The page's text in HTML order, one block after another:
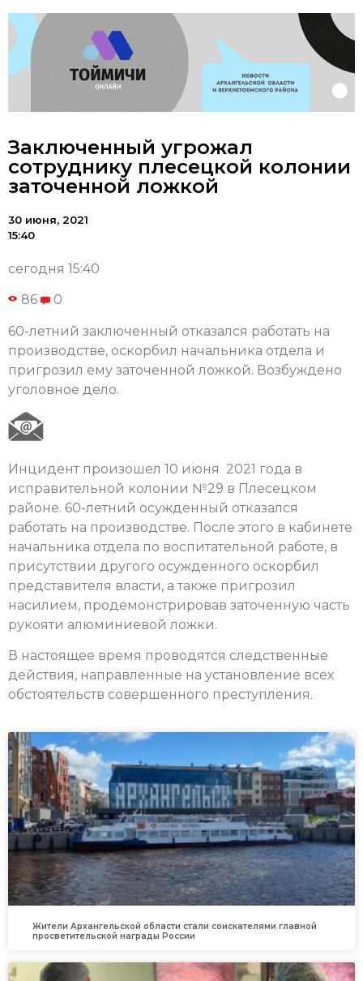
Заключенный угрожал
сотруднику плесецкой колонии
заточенной ложкой
30 июня, 2021
15:40
сегодня 15:40
86 0
60-летний заключенный отказался работать на
производстве, оскорбил начальника отдела и
пригрозил ему заточенной ложкой. Возбуждено
уголовное дело.
Инцидент произошел 10 июня 2021 года в
исправительной колонии №29 в Плесецком
районе. 60-летний осужденный отказался
работать на производстве. После этого в кабинете
начальника отдела по воспитательной работе, в
присутствии другого осужденного оскорбил
представителя власти, а также пригрозил
насилием, продемонстрировав заточенную часть
рукояти алюминиевой ложки.
В настоящее время проводятся следственные
действия, направленные на установление всех
обстоятельств совершенного преступления.
Жители Архангельской области стали соискателями главной
просветительской награды России